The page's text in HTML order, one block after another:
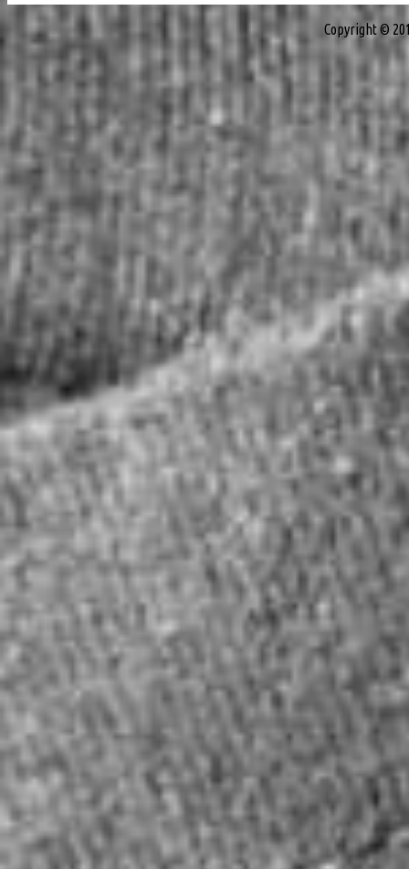
Copyright ©